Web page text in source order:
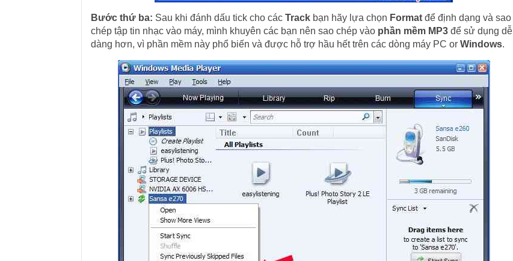
Bước thứ ba: Sau khi đánh dấu tick cho các Trackbạn hãy lựa chọn Formatđể định dạng và sao
chép tập tin nhạc vào máy, mình khuyên các bạn nên sao chép vào phần mềm MP3để sử dụng dễ
dàng hơn, vì phần mềm này phổ biến và được hỗ trợ hầu hết trên các dòng máy PC or Windows.